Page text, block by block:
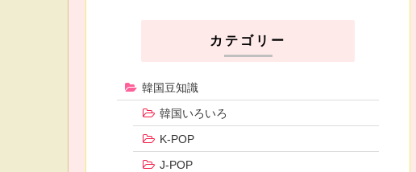
カテゴリー
韓国豆知識
韓国いろいろ
K-POP
J-POP